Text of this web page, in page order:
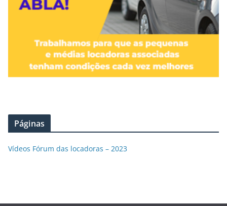
Páginas
Vídeos Fórum das locadoras – 2023